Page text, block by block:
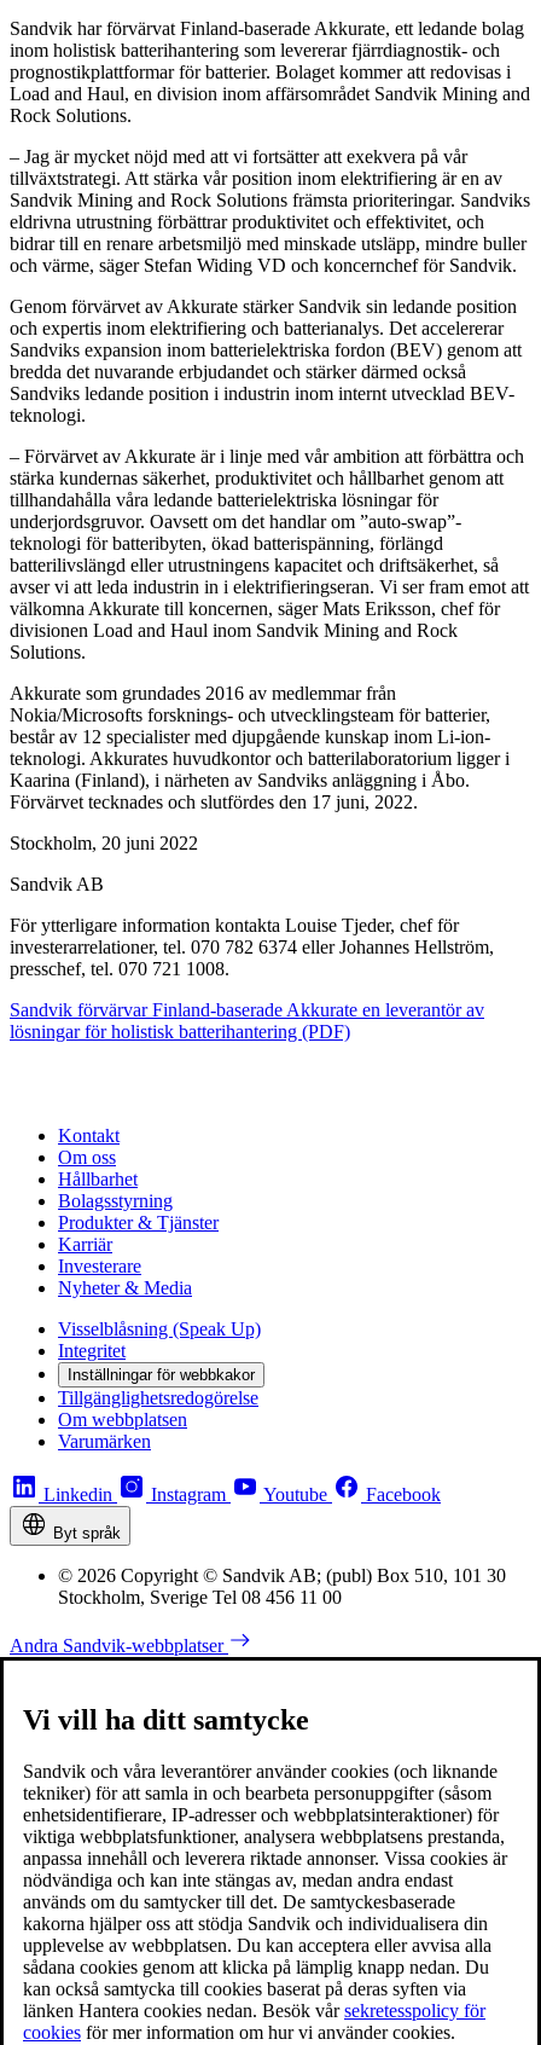
Sandvik har förvärvat Finland-baserade Akkurate, ett ledande bolag
inom holistisk batterihantering som levererar fjärrdiagnostik- och
prognostikplattformar för batterier. Bolaget kommer att redovisas i
Load and Haul, en division inom affärsområdet Sandvik Mining and
Rock Solutions.
– Jag är mycket nöjd med att vi fortsätter att exekvera på vår
tillväxtstrategi. Att stärka vår position inom elektrifiering är en av
Sandvik Mining and Rock Solutions främsta prioriteringar. Sandviks
eldrivna utrustning förbättrar produktivitet och effektivitet, och
bidrar till en renare arbetsmiljö med minskade utsläpp, mindre buller
och värme, säger Stefan Widing VD och koncernchef för Sandvik.
Genom förvärvet av Akkurate stärker Sandvik sin ledande position
och expertis inom elektrifiering och batterianalys. Det accelererar
Sandviks expansion inom batterielektriska fordon (BEV) genom att
bredda det nuvarande erbjudandet och stärker därmed också
Sandviks ledande position i industrin inom internt utvecklad BEV-
teknologi.
– Förvärvet av Akkurate är i linje med vår ambition att förbättra och
stärka kundernas säkerhet, produktivitet och hållbarhet genom att
tillhandahålla våra ledande batterielektriska lösningar för
underjordsgruvor. Oavsett om det handlar om ”auto-swap”-
teknologi för batteribyten, ökad batterispänning, förlängd
batterilivslängd eller utrustningens kapacitet och driftsäkerhet, så
avser vi att leda industrin in i elektrifieringseran. Vi ser fram emot att
välkomna Akkurate till koncernen, säger Mats Eriksson, chef för
divisionen Load and Haul inom Sandvik Mining and Rock
Solutions.
Akkurate som grundades 2016 av medlemmar från
Nokia/Microsofts forsknings- och utvecklingsteam för batterier,
består av 12 specialister med djupgående kunskap inom Li-ion-
teknologi. Akkurates huvudkontor och batterilaboratorium ligger i
Kaarina (Finland), i närheten av Sandviks anläggning i Åbo.
Förvärvet tecknades och slutfördes den 17 juni, 2022.
Stockholm, 20 juni 2022
Sandvik AB
För ytterligare information kontakta Louise Tjeder, chef för
investerarrelationer, tel. 070 782 6374 eller Johannes Hellström,
presschef, tel. 070 721 1008.
Sandvik förvärvar Finland-baserade Akkurate en leverantör av
lösningar för holistisk batterihantering (PDF)
Kontakt
Om oss
Hållbarhet
Bolagsstyrning
Produkter & Tjänster
Karriär
Investerare
Nyheter & Media
Visselblåsning (Speak Up)
Integritet
Inställningar för webbkakor
Tillgänglighetsredogörelse
Om webbplatsen
Varumärken
Linkedin Instagram Youtube Facebook
Byt språk
© 2026 Copyright © Sandvik AB; (publ) Box 510, 101 30
Stockholm, Sverige Tel 08 456 11 00
Andra Sandvik-webbplatser
Vi vill ha ditt samtycke
Sandvik och våra leverantörer använder cookies (och liknande
tekniker) för att samla in och bearbeta personuppgifter (såsom
enhetsidentifierare, IP-adresser och webbplatsinteraktioner) för
viktiga webbplatsfunktioner, analysera webbplatsens prestanda,
anpassa innehåll och leverera riktade annonser. Vissa cookies är
nödvändiga och kan inte stängas av, medan andra endast
används om du samtycker till det. De samtyckesbaserade
kakorna hjälper oss att stödja Sandvik och individualisera din
upplevelse av webbplatsen. Du kan acceptera eller avvisa alla
sådana cookies genom att klicka på lämplig knapp nedan. Du
kan också samtycka till cookies baserat på deras syften via
länken Hantera cookies nedan. Besök vårsekretesspolicy för
cookies för mer information om hur vi använder cookies.